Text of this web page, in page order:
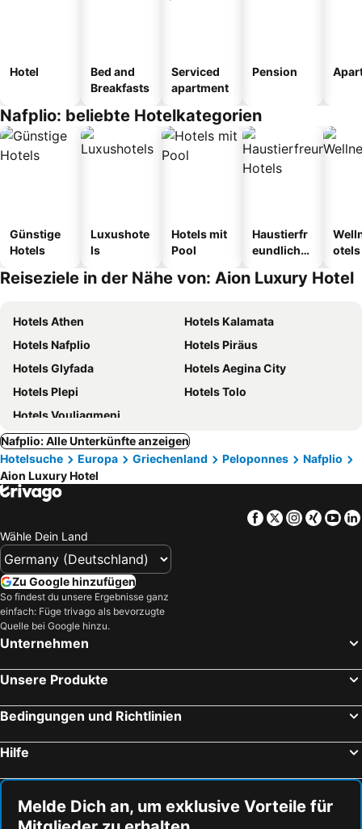
Hotel
Bed and
Breakfasts
Serviced
apartment
Pension
Nafplio: beliebte Hotelkategorien
Günstige
Hotels
Luxushote
ls
Hotels mit
Pool
Haustierfr
eundliche
otels
Reiseziele in der Nähe von: Aion Luxury Hotel
Hotels Athen
Hotels Kalamata
Hotels Nafplio
Hotels Piräus
Hotels Glyfada
Hotels Aegina City
Hotels Plepi
Hotels Tolo
Hotels Vouliagmeni
Nafplio: Alle Unterkünfte anzeigen
Hotelsuche
Europa Griechenland Peloponnes
Nafplio
Aion Luxury Hotel
Facebook
TwitterXing
Wähle Dein Land
Zu Google hinzufügen
So findest du unsere Ergebnisse ganz
einfach: Füge trivago als bevorzugte
Quelle bei Google hinzu.
Unternehmen
Unsere Produkte
Bedingungen und Richtlinien
Hilfe
Melde Dich an, um exklusive Vorteile für